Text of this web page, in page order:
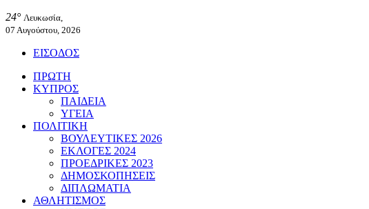
24° Λευκωσία,
07 Αυγούστου, 2026
ΕΙΣΟΔΟΣ
ΠΡΩΤΗ
ΚΥΠΡΟΣ
ΠΑΙΔΕΙΑ
ΥΓΕΙΑ
ΠΟΛΙΤΙΚΗ
ΒΟΥΛΕΥΤΙΚΕΣ 2026
ΕΚΛΟΓΕΣ 2024
ΠΡΟΕΔΡΙΚΕΣ 2023
ΔΗΜΟΣΚΟΠΗΣΕΙΣ
ΔΙΠΛΩΜΑΤΙΑ
ΑΘΛΗΤΙΣΜΟΣ